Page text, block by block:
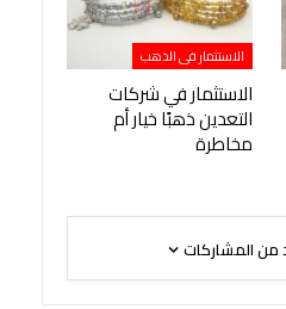
الاستثمار فى الذهب
الاستثمار في شركات
التعدين ذهبًا خيار أم
مخاطرة
من المشاركات